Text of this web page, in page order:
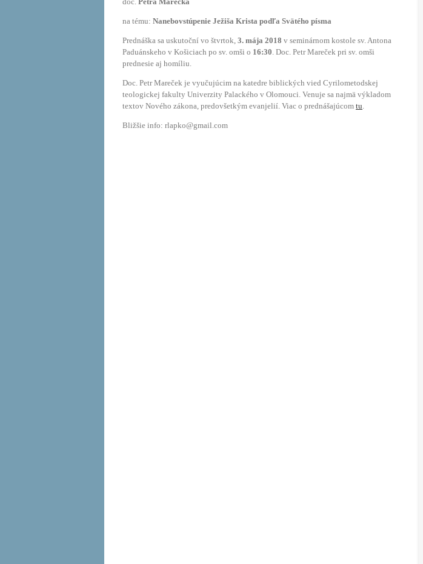
na tému: Nanebovstúpenie Ježiša Krista podľa Svätého písma
Prednáška sa uskutoční vo štvrtok, 3. mája 2018 v seminárnom kostole sv. Antona
Paduánskeho v Košiciach po sv. omši o 16:30. Doc. Petr Mareček pri sv. omši
prednesie aj homíliu.
Doc. Petr Mareček je vyučujúcim na katedre biblických vied Cyrilometodskej
teologickej fakulty Univerzity Palackého v Olomouci. Venuje sa najmä výkladom
textov Nového zákona, predovšetkým evanjelií. Viac o prednášajúcom tu.
Bližšie info: rlapko@gmail.com